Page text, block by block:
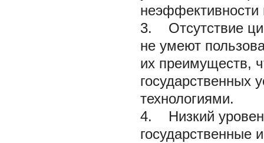
3. Отсутствие
не умеют
их преимуществ,
государственных
технологиями.
4. Низкий
государственные